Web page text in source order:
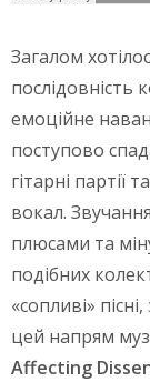
Загалом
послідовність
емоційне
поступово
гітарні партії
вокал.
плюсами та
подібних
«сопливі»
цей напрям
Affecting